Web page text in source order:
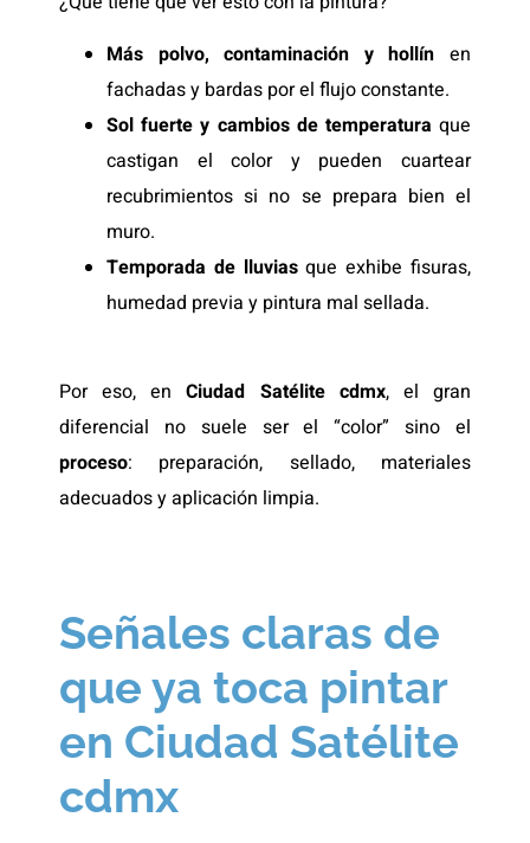
Más polvo, contaminación y hollín en
fachadas y bardas por el flujo constante.
Sol fuerte y cambios de temperatura que
castigan el color y pueden cuartear
recubrimientos si no se prepara bien el
muro.
Temporada de lluviasque exhibe fisuras,
humedad previa y pintura mal sellada.
Por eso, enCiudad Satélite cdmx, el gran
diferencial no suele ser el “color” sino el
proceso: preparación, sellado, materiales
adecuados y aplicación limpia.
Señales claras de
que ya toca pintar
en Ciudad Satélite
cdmx